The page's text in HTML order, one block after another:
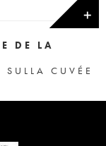
✕
DE LA
CUVÉE